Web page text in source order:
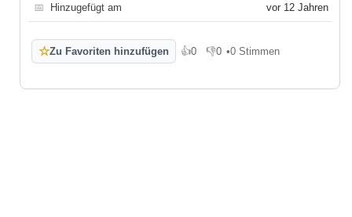
📅 Hinzugefügt am vor 12 Jahren
☆Zu Favoriten hinzufügen 👍0
Gefällt mir
👎0
Gefällt mir nicht
•0 Stimmen